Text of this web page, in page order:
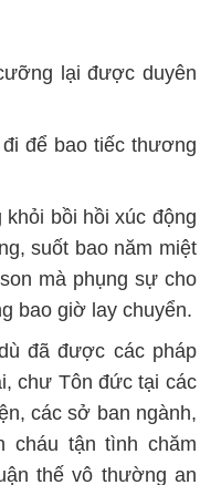
lại được duyên
để bao tiếc thương
bồi hồi xúc động
suốt bao năm miệt
mà phụng sự cho
bao giờ lay chuyển.
đã được các pháp
chư Tôn đức tại các
các sở ban ngành,
cháu tận tình chăm
thế vô thường an